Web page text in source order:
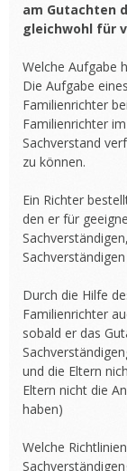
am Gutachten
gleichwohl für
Welche Aufgabe
Die Aufgabe
Familienrichter
Familienrichter
Sachverstand
zu können.
Ein Richter
den er für
Durch die Hilfe
Familienrichter
sobald er das
und die Eltern
Eltern nicht die
haben)
Welche